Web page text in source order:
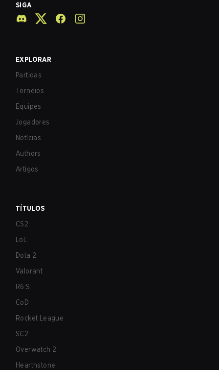
SIGA
EXPLORAR
Partidas
Torneios
Equipes
Jogadores
Notícias
Authors
Artigos
TÍTULOS
CS2
LoL
Dota 2
Valorant
R6:S
CoD
Rocket League
SC2
Overwatch 2
Hearthstone